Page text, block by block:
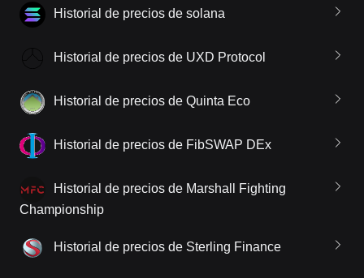
Historial de precios de solana
Historial de precios de UXD Protocol
Historial de precios de Quinta Eco
Historial de precios de FibSWAP DEx
Historial de precios de Marshall Fighting
Championship
Historial de precios de Sterling Finance